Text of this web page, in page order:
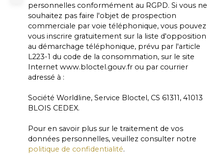
personnelles conformément au RGPD. Si vous ne
souhaitez pas faire l'objet de prospection
commerciale par voie téléphonique, vous pouvez
vous inscrire gratuitement sur la liste d'opposition
au démarchage téléphonique, prévu par l'article
L223-1 du code de la consommation, sur le site
Internet www.bloctel.gouv.fr ou par courrier
adressé à :
Société Worldline, Service Bloctel, CS 61311, 41013
BLOIS CEDEX.
Pour en savoir plus sur le traitement de vos
données personnelles, veuillez consulter notre
politique de confidentialité.